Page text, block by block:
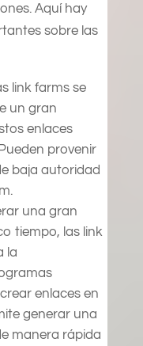
Aquí hay
sobre las
link farms se
un gran
enlaces
provenir
baja autoridad
una gran
tiempo, las link
la
enlaces en
generar una
manera rápida